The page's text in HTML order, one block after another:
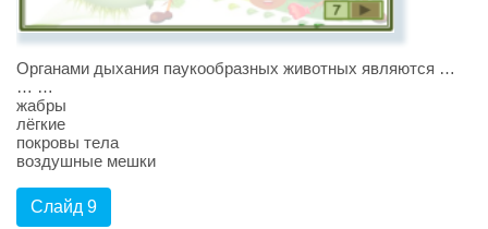
Органами дыхания паукообразных животных являются …
… …
жабры
лёгкие
покровы тела
воздушные мешки
Слайд 9